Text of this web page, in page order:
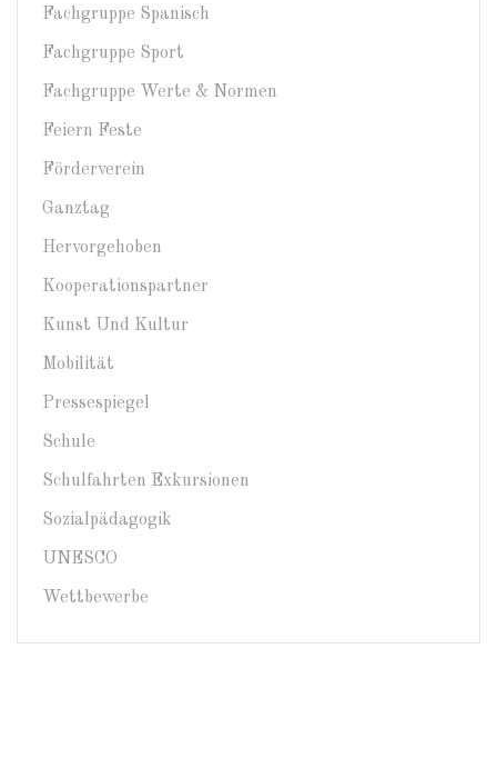
Fachgruppe Spanisch
Fachgruppe Sport
Fachgruppe Werte & Normen
Feiern Feste
Förderverein
Ganztag
Hervorgehoben
Kooperationspartner
Kunst Und Kultur
Mobilität
Pressespiegel
Schule
Schulfahrten Exkursionen
Sozialpädagogik
UNESCO
Wettbewerbe